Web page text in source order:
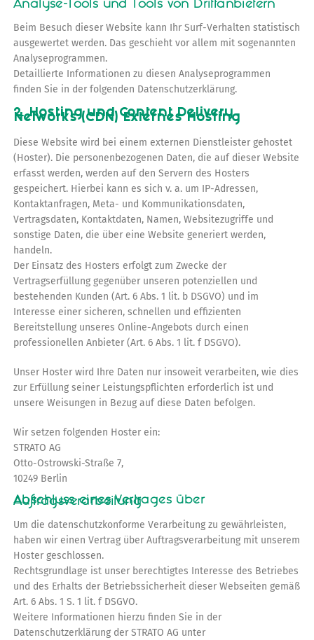
Analyse-Tools und Tools von Drittanbietern
Beim Besuch dieser Website kann Ihr Surf-Verhalten statistisch
ausgewertet werden. Das geschieht vor allem mit sogenannten
Analyseprogrammen.
Detaillierte Informationen zu diesen Analyseprogrammen
finden Sie in der folgenden Datenschutzerklärung.
2. Hosting und Content Delivery
Networks (CDN)Externes Hosting
Diese Website wird bei einem externen Dienstleister gehostet
(Hoster). Die personenbezogenen Daten, die auf dieser Website
erfasst werden, werden auf den Servern des Hosters
gespeichert. Hierbei kann es sich v. a. um IP-Adressen,
Kontaktanfragen, Meta- und Kommunikationsdaten,
Vertragsdaten, Kontaktdaten, Namen, Websitezugriffe und
sonstige Daten, die über eine Website generiert werden,
handeln.
Der Einsatz des Hosters erfolgt zum Zwecke der
Vertragserfüllung gegenüber unseren potenziellen und
bestehenden Kunden (Art. 6 Abs. 1 lit. b DSGVO) und im
Interesse einer sicheren, schnellen und effizienten
Bereitstellung unseres Online-Angebots durch einen
professionellen Anbieter (Art. 6 Abs. 1 lit. f DSGVO).
Unser Hoster wird Ihre Daten nur insoweit verarbeiten, wie dies
zur Erfüllung seiner Leistungspflichten erforderlich ist und
unsere Weisungen in Bezug auf diese Daten befolgen.
Wir setzen folgenden Hoster ein:
STRATO AG
Otto-Ostrowski-Straße 7,
10249 Berlin
Abschluss eines Vertrages über Auftragsverarbeitung
Um die datenschutzkonforme Verarbeitung zu gewährleisten,
haben wir einen Vertrag über Auftragsverarbeitung mit unserem
Hoster geschlossen.
Rechtsgrundlage ist unser berechtigtes Interesse des Betriebes
und des Erhalts der Betriebssicherheit dieser Webseiten gemäß
Art. 6 Abs. 1 S. 1 lit. f DSGVO.
Weitere Informationen hierzu finden Sie in der
Datenschutzerklärung der STRATO AG unter